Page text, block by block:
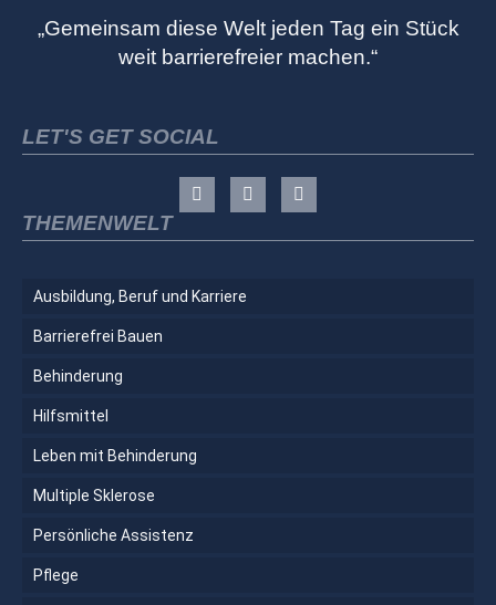
„Gemeinsam diese Welt jeden Tag ein Stück
weit barrierefreier machen.“
LET'S GET SOCIAL
THEMENWELT
Ausbildung, Beruf und Karriere
Barrierefrei Bauen
Behinderung
Hilfsmittel
Leben mit Behinderung
Multiple Sklerose
Persönliche Assistenz
Pflege